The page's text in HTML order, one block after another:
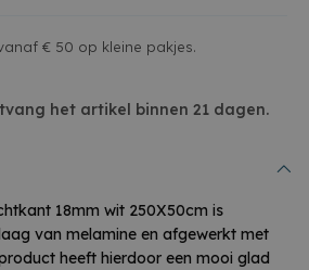
€ 50 op kleine pakjes.
het artikel binnen 21 dagen.
18mm wit 250X50cm is
van melamine en afgewerkt met
heeft hierdoor een mooi glad